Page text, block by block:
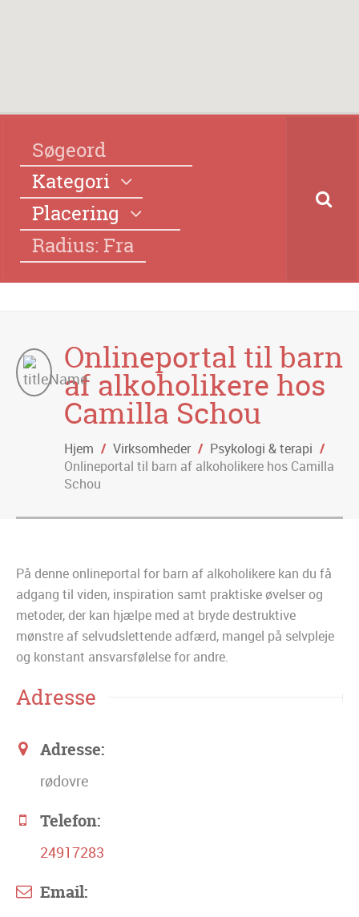
Kategori
Placering
Radius: Fra
Onlineportal til barn
af alkoholikere hos
Camilla Schou
Hjem / Virksomheder / Psykologi & terapi /
Onlineportal til barn af alkoholikere hos Camilla
Schou
På denne onlineportal for barn af alkoholikere kan du få
adgang til viden, inspiration samt praktiske øvelser og
metoder, der kan hjælpe med at bryde destruktive
mønstre af selvudslettende adfærd, mangel på selvpleje
og konstant ansvarsfølelse for andre.
Adresse
Adresse:
rødovre
Telefon:
24917283
Email: